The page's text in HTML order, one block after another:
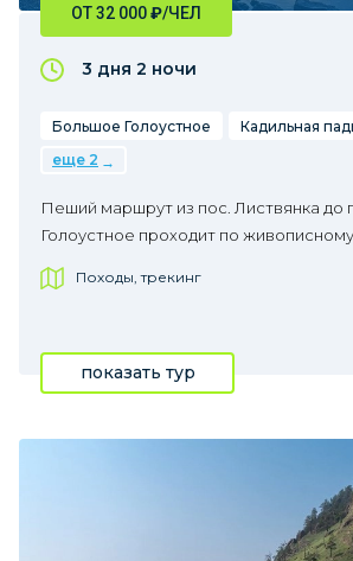
ОТ 32 000₽/ЧЕЛ
3 дня 2 ночи
Большое Голоустное Кадильная
еще 2
Пеший маршрут из пос. Листвянка до
Голоустное проходит по
Походы, трекинг
показать тур